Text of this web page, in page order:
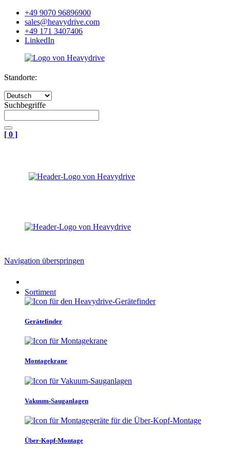
+49 9070 96896900
sales@heavydrive.com
+49 171 3407406
LinkedIn
Standorte:
Suchbegriffe
[ 0 ]
Navigation überspringen
Sortiment
Gerätefinder
Montagekrane
Vakuum-Sauganlagen
Über-Kopf-Montage